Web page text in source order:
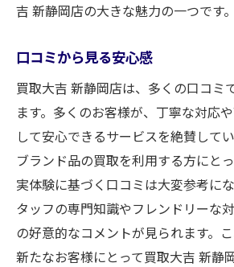
吉 新静岡店の大きな魅力の一つです。
口コミから見る安心感
買取大吉 新静岡店は、多くの口コミ
ます。多くのお客様が、丁寧な対応
して安心できるサービスを絶賛して
ブランド品の買取を利用する方にと
実体験に基づく口コミは大変参考に
タッフの専門知識やフレンドリーな
の好意的なコメントが見られます。
新たなお客様にとって買取大吉 新静